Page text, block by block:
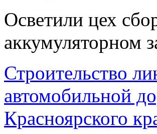
Осветили цех
аккумуляторном
Строительство
автомобильной
Красноярского